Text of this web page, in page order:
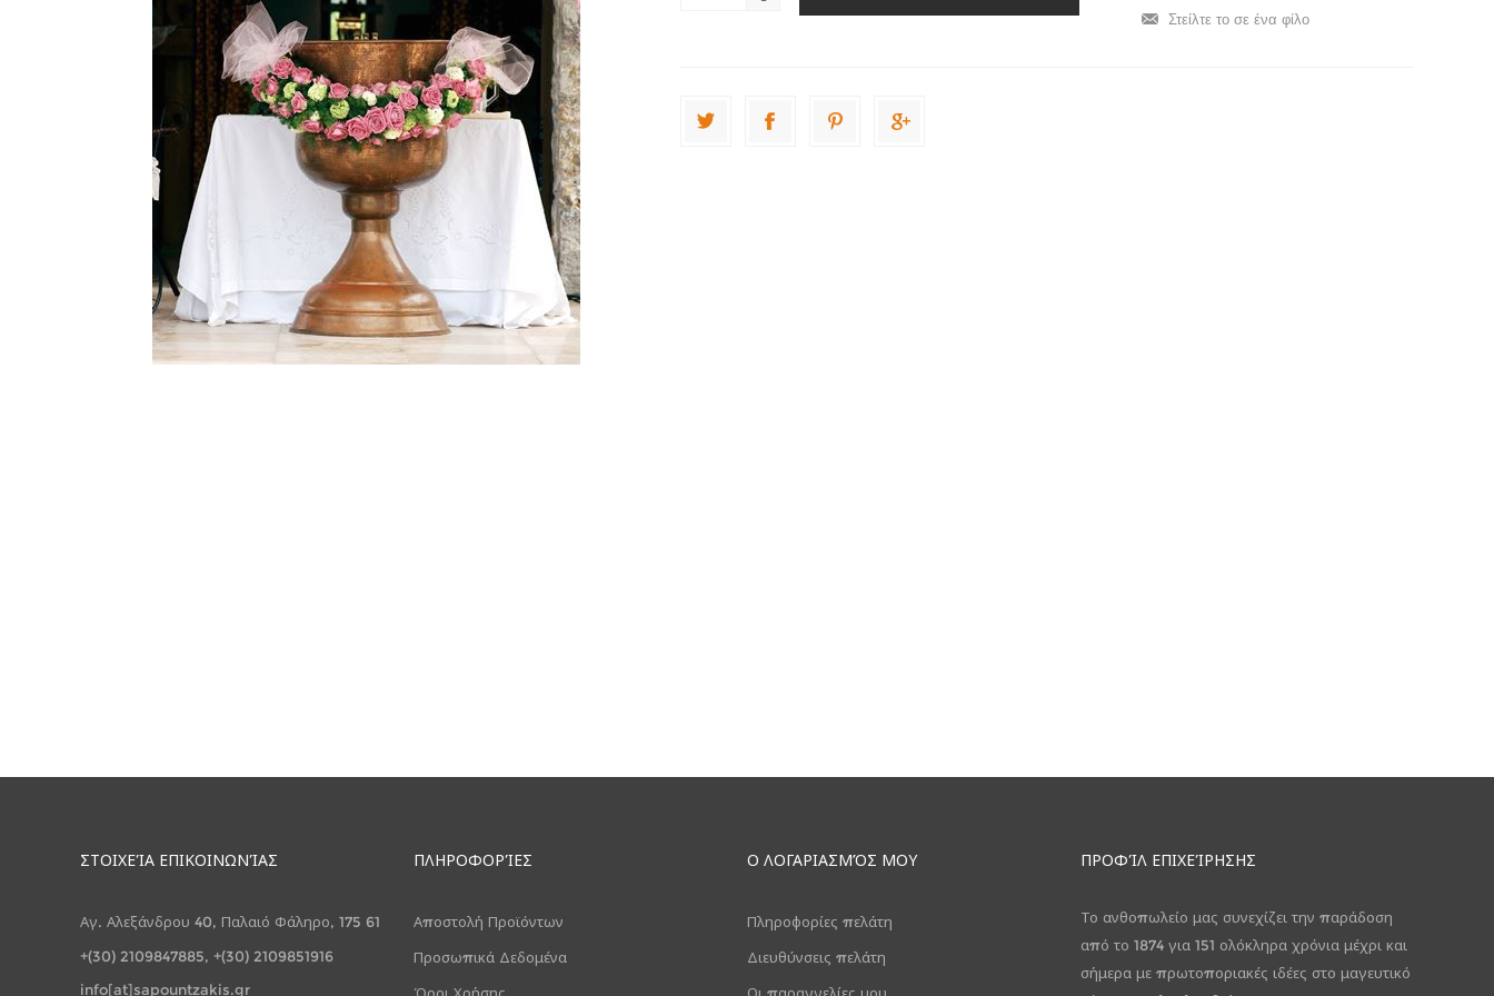
ΣΤΟΙΧΕΊΑ ΕΠΙΚΟΙΝΩΝΊΑΣ
Αγ. Αλεξάνδρου 40, Παλαιό Φάληρο, 175 61
+(30) 2109847885, +(30) 2109851916
info[at]sapountzakis.gr
ΠΛΗΡΟΦΟΡΊΕΣ
Αποστολή Προϊόντων
Προσωπικά Δεδομένα
Όροι Χρήσης
Ο ΛΟΓΑΡΙΑΣΜΌΣ ΜΟΥ
Πληροφορίες πελάτη
Διευθύνσεις πελάτη
Οι παραγγελίες μου
ΠΡΟΦΊΛ ΕΠΙΧΕΊΡΗΣΗΣ
Το ανθοπωλείο μας συνεχίζει την παράδοση
από το 1874 για 151 ολόκληρα χρόνια μέχρι και
σήμερα με πρωτοποριακές ιδέες στο μαγευτικό